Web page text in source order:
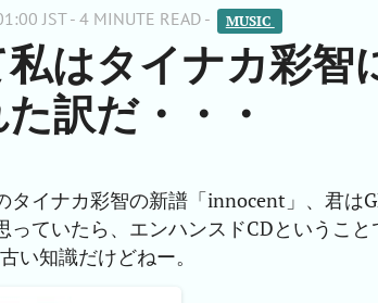
JST - 4 MINUTE READ - MUSIC
はタイナカ彩智
訳だ・・・
タイナカ彩智の新譜「innocent」、君は
っていたら、エンハンスドCDというこ
い知識だけどねー。